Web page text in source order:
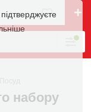
набору